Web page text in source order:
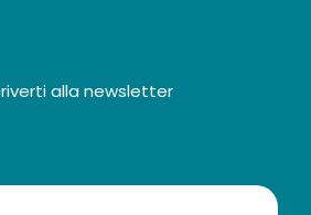
alla newsletter